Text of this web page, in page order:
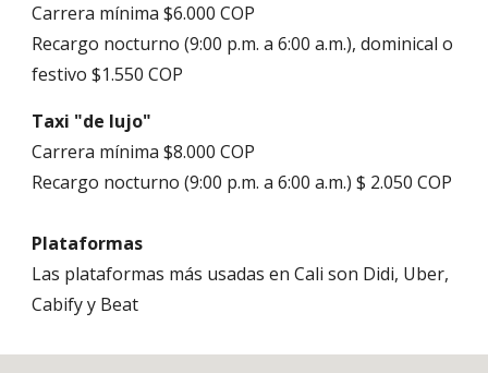
Carrera mínima $6.000 COP
Recargo nocturno (9:00 p.m. a 6:00 a.m.), dominical o
festivo $1.550 COP
Taxi "de lujo"
Carrera mínima $8.000 COP
Recargo nocturno (9:00 p.m. a 6:00 a.m.) $ 2.050 COP
Plataformas
Las plataformas más usadas en Cali son Didi, Uber,
Cabify y Beat